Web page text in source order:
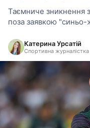
Таємниче зникнення
поза заявкою
Катерина Урсатій
Спортивна журналістка